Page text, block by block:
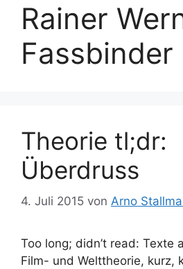
Rainer
Fassbinder
Theorie tl;dr:
Überdruss
4. Juli 2015 von Arno
Too long; didn’t read: Texte
Film- und Welttheorie, kurz,